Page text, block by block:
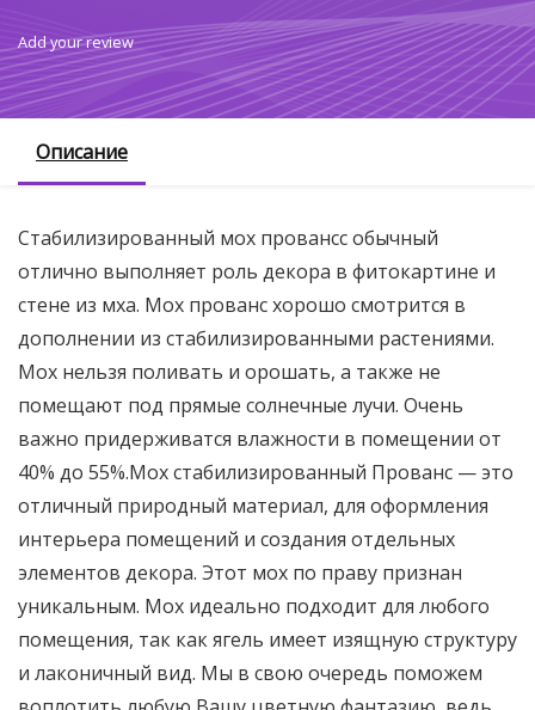
Add your review
Описание
Стабилизированный мох провансс обычный
отлично выполняет роль декора в фитокартине и
стене из мха. Мох прованс хорошо смотрится в
дополнении из стабилизированными растениями.
Мох нельзя поливать и орошать, а также не
помещают под прямые солнечные лучи. Очень
важно придерживатся влажности в помещении от
40% до 55%.Мох стабилизированный Прованс — это
отличный природный материал, для оформления
интерьера помещений и создания отдельных
элементов декора. Этот мох по праву признан
уникальным. Мох идеально подходит для любого
помещения, так как ягель имеет изящную структуру
и лаконичный вид. Мы в свою очередь поможем